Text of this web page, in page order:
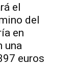
el
del
en
una
euros